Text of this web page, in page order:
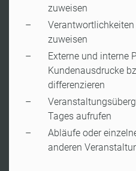
zuweisen
zuweisen
Externe und interne
Kundenausdrucke
differenzieren
Tages aufrufen
Abläufe oder
anderen